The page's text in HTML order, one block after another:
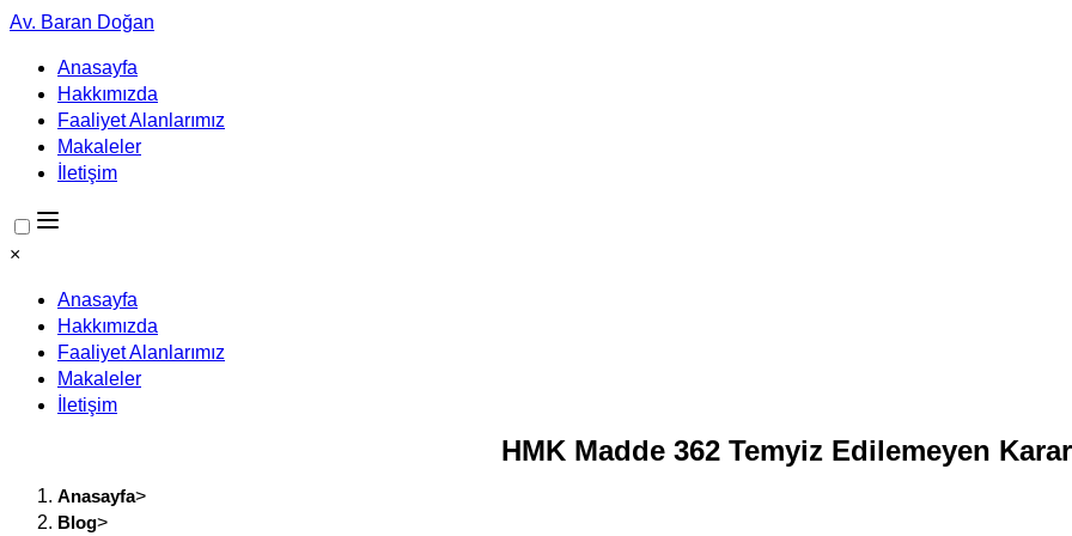
Av. Baran Doğan
Anasayfa
Hakkımızda
Faaliyet Alanlarımız
Makaleler
İletişim
×
Anasayfa
Hakkımızda
Faaliyet Alanlarımız
Makaleler
İletişim
HMK Madde 362 Temyiz Edilemeyen
Anasayfa>
Blog>